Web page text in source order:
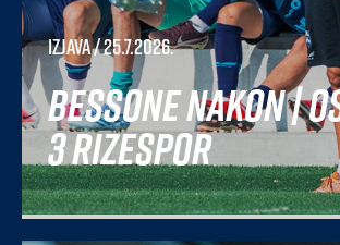
Izjava/ 25.7.2026.
Bessone nakon |
3 Rizespor